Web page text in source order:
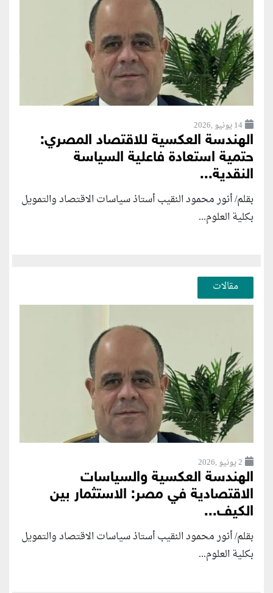
14 يونيو ,2026
الهندسة العكسية للاقتصاد المصري:
حتمية استعادة فاعلية السياسة
النقدية...
بقلم/ أنور محمود النقيب أستاذ سياسات الاقتصاد والتمويل
بكلية العلوم...
مقالات
2 يونيو ,2026
الهندسة العكسية والسياسات
الاقتصادية في مصر: الاستثمار بين
الكيف...
بقلم/ أنور محمود النقيب أستاذ سياسات الاقتصاد والتمويل
بكلية العلوم...